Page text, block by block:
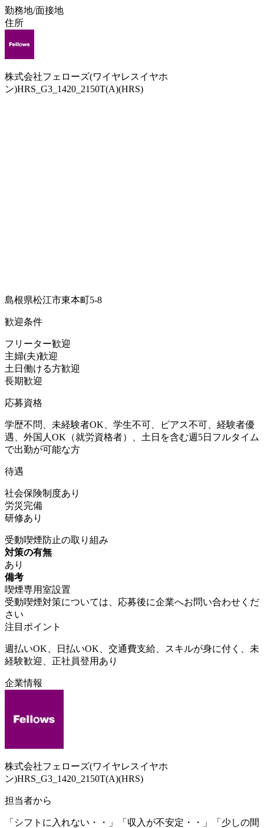
勤務地/面接地
住所
株式会社フェローズ(ワイヤレスイヤホ
ン)HRS_G3_1420_2150T(A)(HRS)
島根県松江市東本町5-8
歓迎条件
フリーター歓迎
主婦(夫)歓迎
土日働ける方歓迎
長期歓迎
応募資格
学歴不問、未経験者OK、学生不可、ピアス不可、経験者優
遇、外国人OK（就労資格者）、土日を含む週5日フルタイム
で出勤が可能な方
待遇
社会保険制度あり
労災完備
研修あり
受動喫煙防止の取り組み
対策の有無
あり
備考
喫煙専用室設置
受動喫煙対策については、応募後に企業へお問い合わせくだ
さい
注目ポイント
週払いOK、日払いOK、交通費支給、スキルが身に付く、未
経験歓迎、正社員登用あり
企業情報
株式会社フェローズ(ワイヤレスイヤホ
ン)HRS_G3_1420_2150T(A)(HRS)
担当者から
「シフトに入れない・・」「収入が不安定・・」「少しの間